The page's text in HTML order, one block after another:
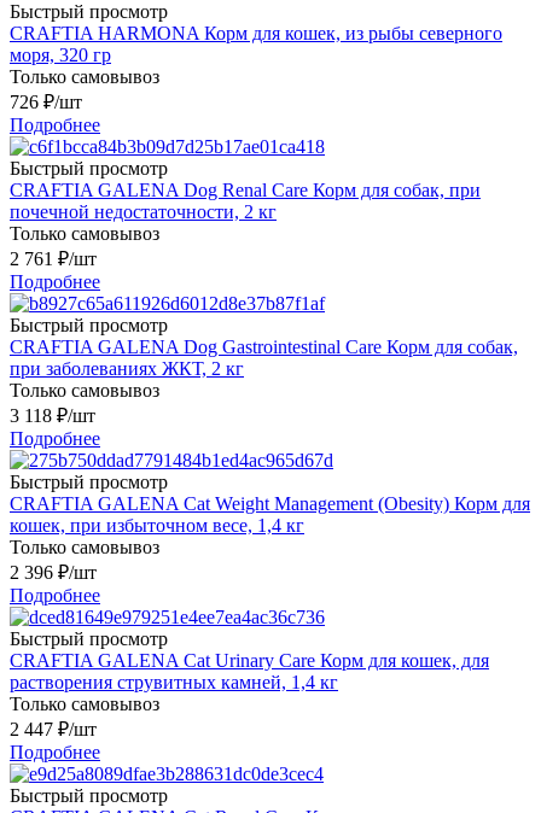
Быстрый просмотр
CRAFTIA HARMONA Корм для кошек, из рыбы северного
моря, 320 гр
Только самовывоз
726 ₽/шт
Подробнее
Быстрый просмотр
CRAFTIA GALENA Dog Renal Care Корм для собак, при
почечной недостаточности, 2 кг
Только самовывоз
2 761 ₽/шт
Подробнее
Быстрый просмотр
CRAFTIA GALENA Dog Gastrointestinal Care Корм для собак,
при заболеваниях ЖКТ, 2 кг
Только самовывоз
3 118 ₽/шт
Подробнее
Быстрый просмотр
CRAFTIA GALENA Cat Weight Management (Obesity) Корм для
кошек, при избыточном весе, 1,4 кг
Только самовывоз
2 396 ₽/шт
Подробнее
Быстрый просмотр
CRAFTIA GALENA Cat Urinary Care Корм для кошек, для
растворения струвитных камней, 1,4 кг
Только самовывоз
2 447 ₽/шт
Подробнее
Быстрый просмотр